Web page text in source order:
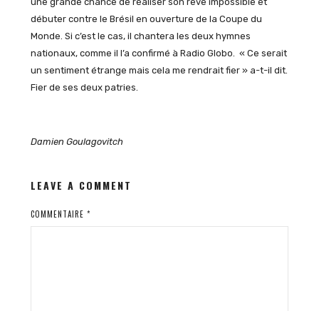
débuter contre le Brésil en ouverture de la Coupe du
Monde. Si c’est le cas, il chantera les deux hymnes
nationaux, comme il l’a confirmé à Radio Globo. « Ce serait
un sentiment étrange mais cela me rendrait fier » a-t-il dit.
Fier de ses deux patries.
Damien Goulagovitch
LEAVE A COMMENT
COMMENTAIRE *